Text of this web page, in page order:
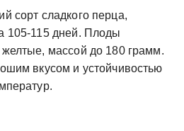
сорт сладкого перца,
105-115 дней. Плоды
массой до 180 грамм.
вкусом и устойчивостью